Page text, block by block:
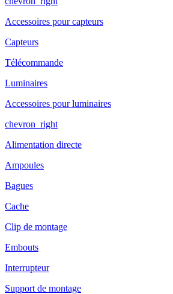
Accessoires pour capteurs
Capteurs
Télécommande
Luminaires
Accessoires pour luminaires
chevron_right
Alimentation directe
Ampoules
Bagues
Cache
Clip de montage
Embouts
Interrupteur
Support de montage